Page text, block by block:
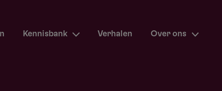
Kennisbank Verhalen Over ons